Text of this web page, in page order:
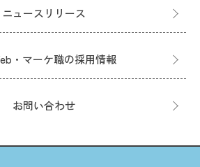
ニュースリリース
・マーケ職の採用情報
お問い合わせ